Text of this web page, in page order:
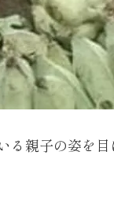
親子の姿を目